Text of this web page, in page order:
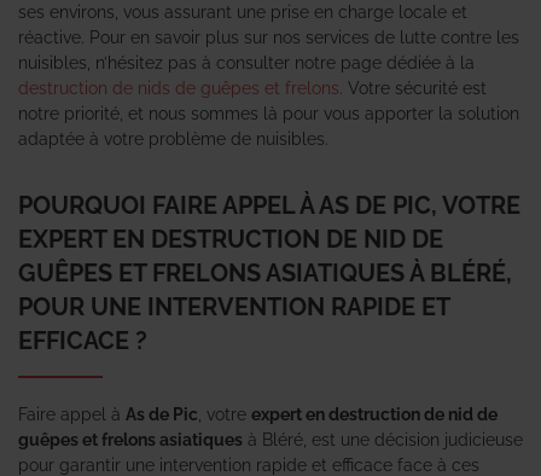
ses environs, vous assurant une prise en charge locale et
réactive. Pour en savoir plus sur nos services de lutte contre les
nuisibles, n’hésitez pas à consulter notre page dédiée à la
destruction de nids de guêpes et frelons . Votre sécurité est
notre priorité, et nous sommes là pour vous apporter la solution
adaptée à votre problème de nuisibles.
POURQUOI FAIRE APPEL À AS DE PIC, VOTRE
EXPERT EN DESTRUCTION DE NID DE
GUÊPES ET FRELONS ASIATIQUES À BLÉRÉ,
POUR UNE INTERVENTION RAPIDE ET
EFFICACE ?
Faire appel à As de Pic , votre expert en destruction de nid de
guêpes et frelons asiatiques à Bléré, est une décision judicieuse
pour garantir une intervention rapide et efficace face à ces